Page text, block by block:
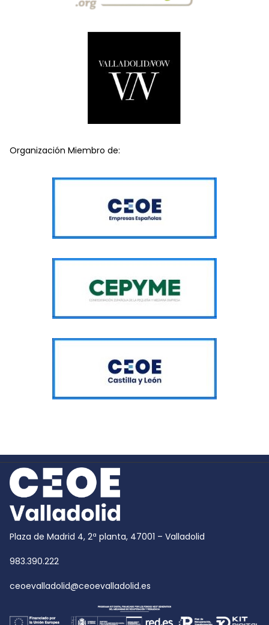
Organización Miembro de:
Plaza de Madrid 4, 2ª planta, 47001 – Valladolid
983.390.222
ceoevalladolid@ceoevalladolid.es